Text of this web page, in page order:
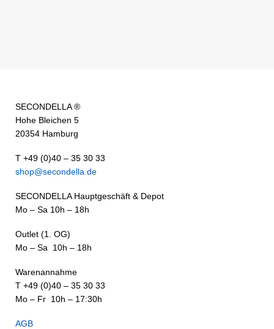
SECONDELLA ®
Hohe Bleichen 5
20354 Hamburg
T +49 (0)40 – 35 30 33
shop@secondella.de
SECONDELLA Hauptgeschäft & Depot
Mo – Sa 10h – 18h
Outlet (1. OG)
Mo – Sa 10h – 18h
Warenannahme
T +49 (0)40 – 35 30 33
Mo – Fr 10h – 17:30h
AGB